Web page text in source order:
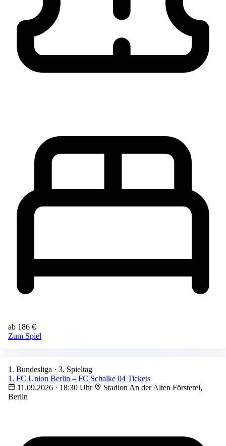
ab 186 €
Zum Spiel
1. Bundesliga · 3. Spieltag
1. FC Union Berlin – FC Schalke 04 Tickets
11.09.2026 · 18:30 Uhr
Stadion An der Alten Försterei,
Berlin